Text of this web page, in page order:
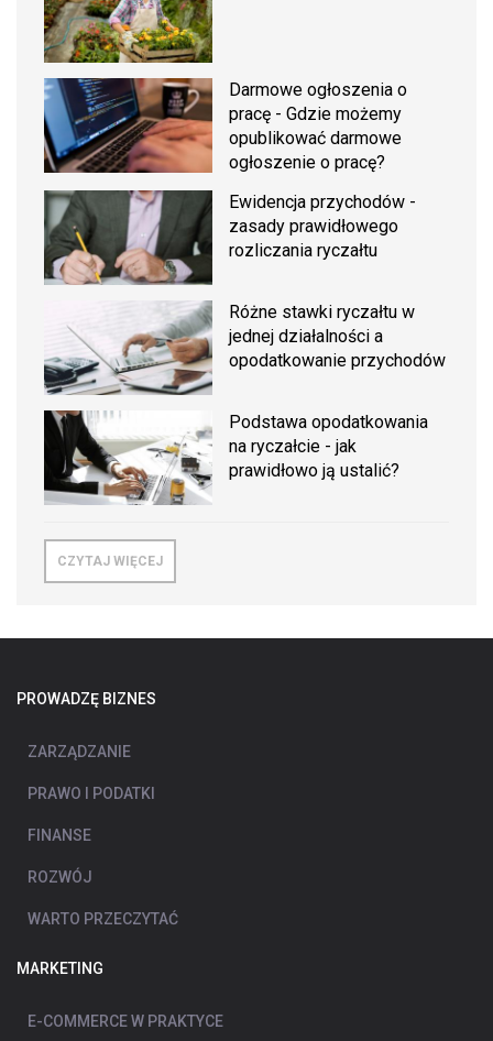
Darmowe ogłoszenia o
pracę - Gdzie możemy
opublikować darmowe
ogłoszenie o pracę?
Ewidencja przychodów -
zasady prawidłowego
rozliczania ryczałtu
Różne stawki ryczałtu w
jednej działalności a
opodatkowanie przychodów
Podstawa opodatkowania
na ryczałcie - jak
prawidłowo ją ustalić?
CZYTAJ WIĘCEJ
PROWADZĘ BIZNES
ZARZĄDZANIE
PRAWO I PODATKI
FINANSE
ROZWÓJ
WARTO PRZECZYTAĆ
MARKETING
E-COMMERCE W PRAKTYCE